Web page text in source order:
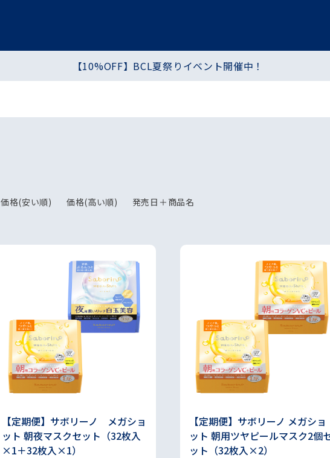
【10%OFF】BCL夏祭りイベント開催中！
価格(安い順) 価格(高い順) 発売日＋商品名
【定期便】サボリーノ メガショ
ット 朝夜マスクセット（32枚入
×1＋32枚入×1）
【定期便】サボリーノ メガショ
ット 朝用ツヤピールマスク2個
ット（32枚入×2）